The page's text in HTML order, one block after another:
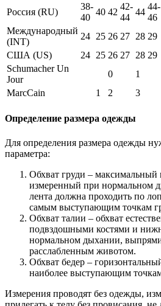
Россия (RU)
38-
40
40 42
42-
44
44
44-
46
Международный
(INT)
24 25 26 27 28 29
США (US)
24 25 26 27 28 29
Schumacher Un
Jour
0 1
MarcCain
1 2 3
Определение размера одежды
Для определения размера одежды
параметра:
Обхват груди – максимальный
измеренный при нормальном
лента должна проходить по
самым выступающим точкам
Обхват талии – обхват
подвздошными костями и
нормальном дыхании,
расслабленным животом.
Обхват бедер –
наиболее выступающим
Измерения проводят без одежды,